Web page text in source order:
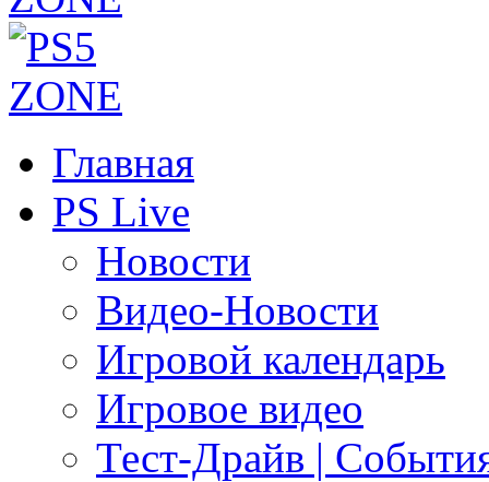
Главная
PS Live
Новости
Видео-Новости
Игровой календарь
Игровое видео
Тест-Драйв |